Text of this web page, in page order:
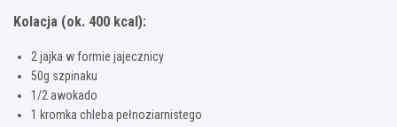
Kolacja (ok. 400 kcal):
2 jajka w formie jajecznicy
50g szpinaku
1/2 awokado
1 kromka chleba pełnoziarnistego